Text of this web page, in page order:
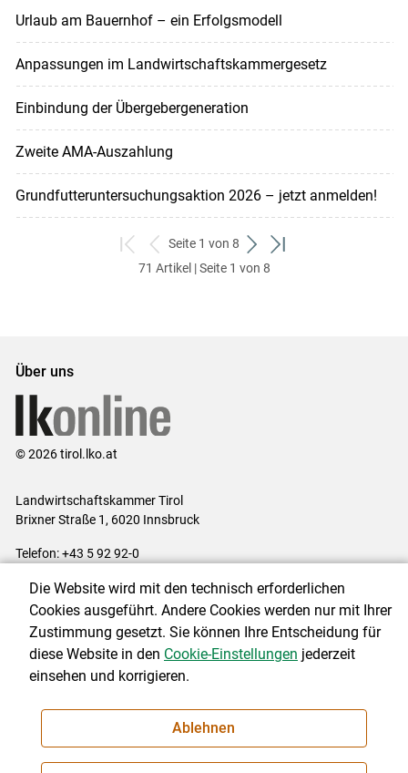
Urlaub am Bauernhof – ein Erfolgsmodell
Anpassungen im Landwirtschaftskammergesetz
Einbindung der Übergebergeneration
Zweite AMA-Auszahlung
Grundfutteruntersuchungsaktion 2026 – jetzt anmelden!
zum
ersten
zurück
zum
Seite 1 von 8
weiter
zum
zum
71 Artikel | Seite 1 von 8
Über uns
© 2026 tirol.lko.at
Landwirtschaftskammer Tirol
Brixner Straße 1, 6020 Innsbruck
Telefon: +43 5 92 92-0
Impressum|Kontakt|Datenschutzerklärung|Barrierefreiheit|
Cookie-Einstellungen
NEWSLETTER
Die Website wird mit den technisch erforderlichen
Cookies ausgeführt. Andere Cookies werden nur mit Ihrer
Zustimmung gesetzt. Sie können Ihre Entscheidung für
diese Website in den Cookie-Einstellungen jederzeit
einsehen und korrigieren.
Ablehnen